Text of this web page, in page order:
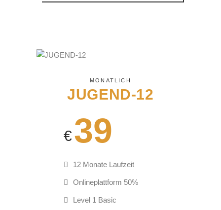
MONATLICH
JUGEND-12
€39
12 Monate Laufzeit
Onlineplattform 50%
Level 1 Basic